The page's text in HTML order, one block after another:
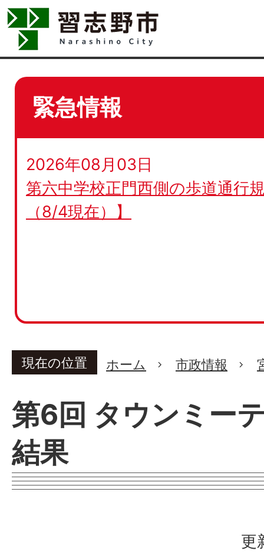
緊急情報
2026年08月03日
第六中学校正門西側の歩道通行
（8/4現在）】
現在の位置 ホーム 市政情報
第6回 タウンミー
結果
更